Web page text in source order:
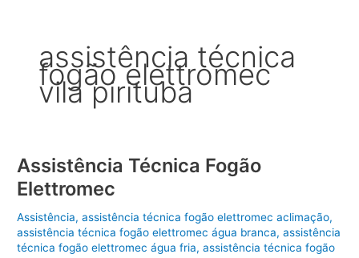
assistência técnica
fogão elettromec
vila pirituba
Assistência Técnica Fogão
Elettromec
Assistência,assistência técnica fogão elettromec aclimação,
assistência técnica fogão elettromec água branca,assistência
técnica fogão elettromec água fria,assistência técnica fogão